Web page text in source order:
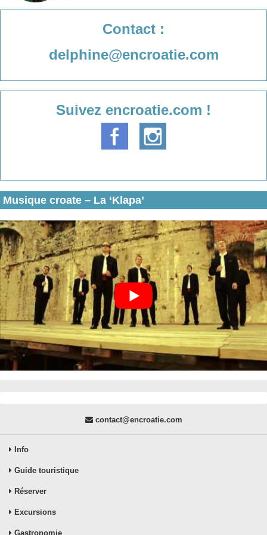
Contact :
delphine@encroatie.com
Suivez encroatie.com !
Musique croate – La ‘Klapa’
contact@encroatie.com
Info
Guide touristique
Réserver
Excursions
Gastronomie